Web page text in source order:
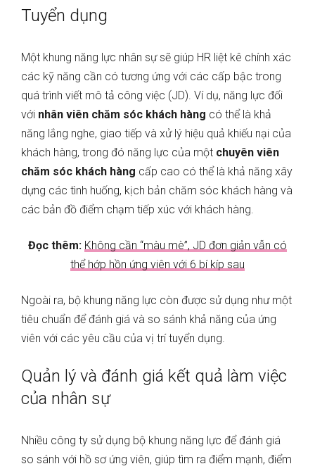
Tuyển dụng
Một khung năng lực nhân sự sẽ giúp HR liệt kê chính xác
các kỹ năng cần có tương ứng với các cấp bậc trong
quá trình viết mô tả công việc (JD). Ví dụ, năng lực đối
với nhân viên chăm sóc khách hàng có thể là khả
năng lắng nghe, giao tiếp và xử lý hiệu quả khiếu nại của
khách hàng, trong đó năng lực của một chuyên viên
chăm sóc khách hàng cấp cao có thể là khả năng xây
dựng các tình huống, kịch bản chăm sóc khách hàng và
các bản đồ điểm chạm tiếp xúc với khách hàng.
Đọc thêm: Không cần “màu mè”, JD đơn giản vẫn có
thể hớp hồn ứng viên với 6 bí kíp sau
Ngoài ra, bộ khung năng lực còn được sử dụng như một
tiêu chuẩn để đánh giá và so sánh khả năng của ứng
viên với các yêu cầu của vị trí tuyển dụng.
Quản lý và đánh giá kết quả làm việc
của nhân sự
Nhiều công ty sử dụng bộ khung năng lực để đánh giá
so sánh với hồ sơ ứng viên, giúp tìm ra điểm mạnh, điểm